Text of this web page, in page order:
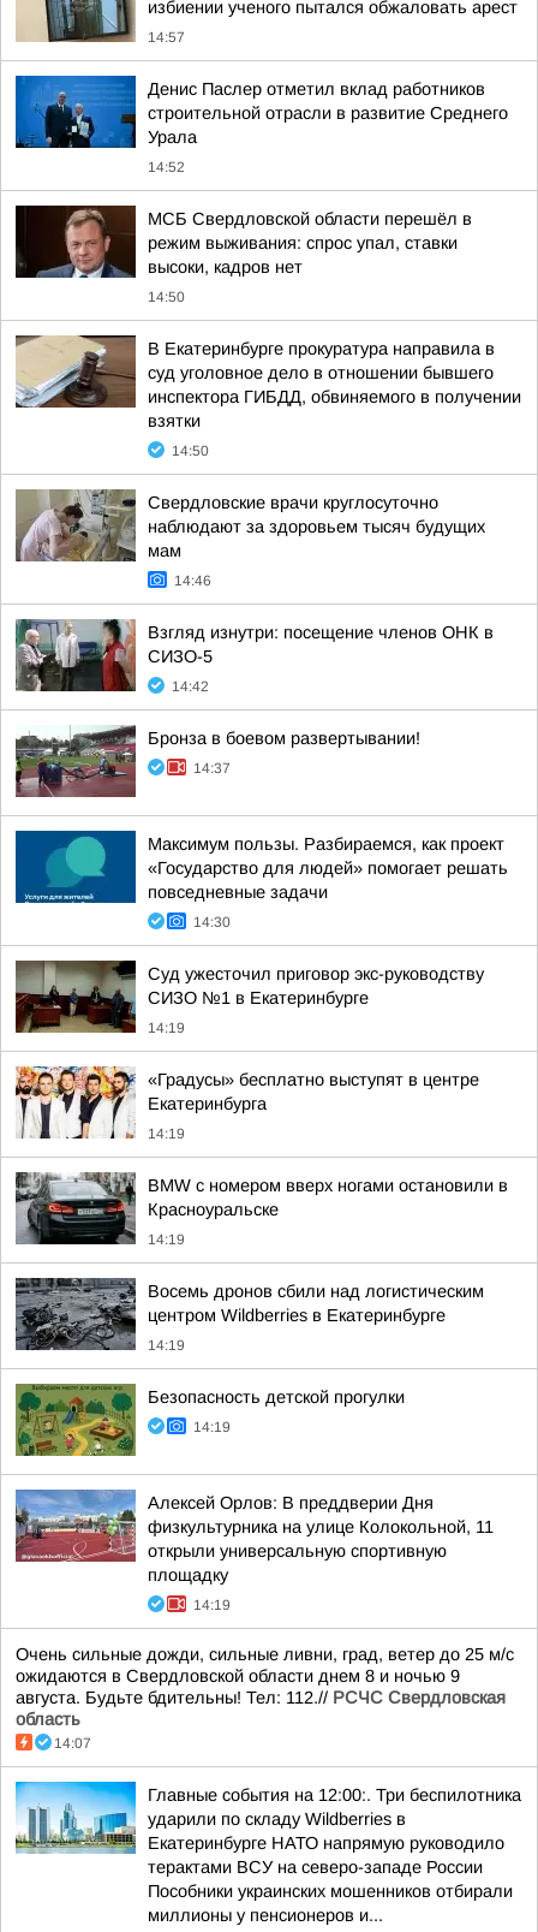
избиении ученого пытался обжаловать арест
14:57
Денис Паслер отметил вклад работников
строительной отрасли в развитие Среднего
Урала
14:52
МСБ Свердловской области перешёл в
режим выживания: спрос упал, ставки
высоки, кадров нет
14:50
В Екатеринбурге прокуратура направила в
суд уголовное дело в отношении бывшего
инспектора ГИБДД, обвиняемого в получении
взятки
14:50
Свердловские врачи круглосуточно
наблюдают за здоровьем тысяч будущих
мам
14:46
Взгляд изнутри: посещение членов ОНК в
СИЗО-5
14:42
Бронза в боевом развертывании!
14:37
Максимум пользы. Разбираемся, как проект
«Государство для людей» помогает решать
повседневные задачи
14:30
Суд ужесточил приговор экс-руководству
СИЗО №1 в Екатеринбурге
14:19
«Градусы» бесплатно выступят в центре
Екатеринбурга
14:19
BMW с номером вверх ногами остановили в
Красноуральске
14:19
Восемь дронов сбили над логистическим
центром Wildberries в Екатеринбурге
14:19
Безопасность детской прогулки
14:19
Алексей Орлов: В преддверии Дня
физкультурника на улице Колокольной, 11
открыли универсальную спортивную
площадку
14:19
Очень сильные дожди, сильные ливни, град, ветер до 25 м/с
ожидаются в Свердловской области днем 8 и ночью 9
августа. Будьте бдительны! Тел: 112.// РСЧС Свердловская
область
14:07
Главные события на 12:00:. Три беспилотника
ударили по складу Wildberries в
Екатеринбурге НАТО напрямую руководило
терактами ВСУ на северо-западе России
Пособники украинских мошенников отбирали
миллионы у пенсионеров и...